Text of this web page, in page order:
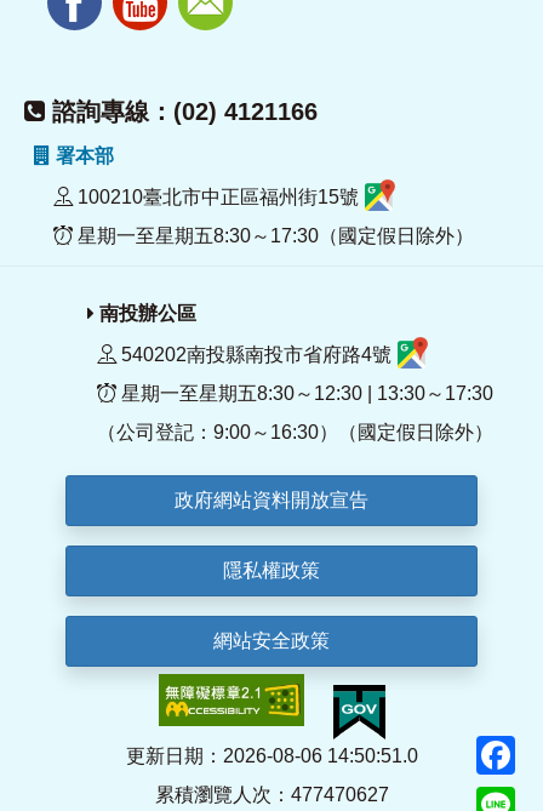
諮詢專線：(02) 4121166
署本部
100210臺北市中正區福州街15號
星期一至星期五8:30～17:30（國定假日除外）
南投辦公區
540202南投縣南投市省府路4號
星期一至星期五8:30～12:30 | 13:30～17:30
（公司登記：9:00～16:30）（國定假日除外）
政府網站資料開放宣告
隱私權政策
網站安全政策
更新日期：2026-08-06 14:50:51.0
累積瀏覽人次：477470627